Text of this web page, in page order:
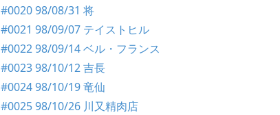
#0020 98/08/31 将
#0021 98/09/07 テイストヒル
#0022 98/09/14 ベル・フランス
#0023 98/10/12 吉長
#0024 98/10/19 竜仙
#0025 98/10/26 川又精肉店